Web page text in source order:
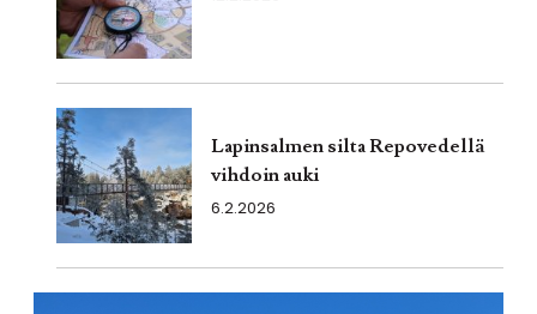
Lapinsalmen silta Repovedellä
vihdoin auki
6.2.2026